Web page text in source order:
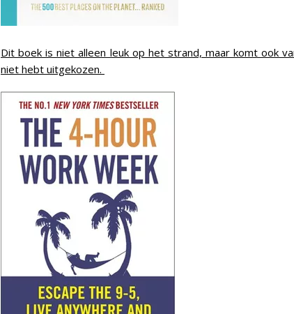
Dit boek is niet alleen leuk op het strand, maar komt ook
niet hebt uitgekozen.